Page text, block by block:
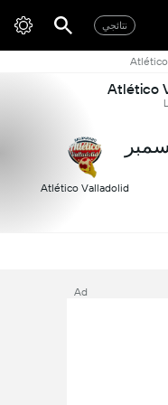
نتائجي
Atlético Valladolid
Ad